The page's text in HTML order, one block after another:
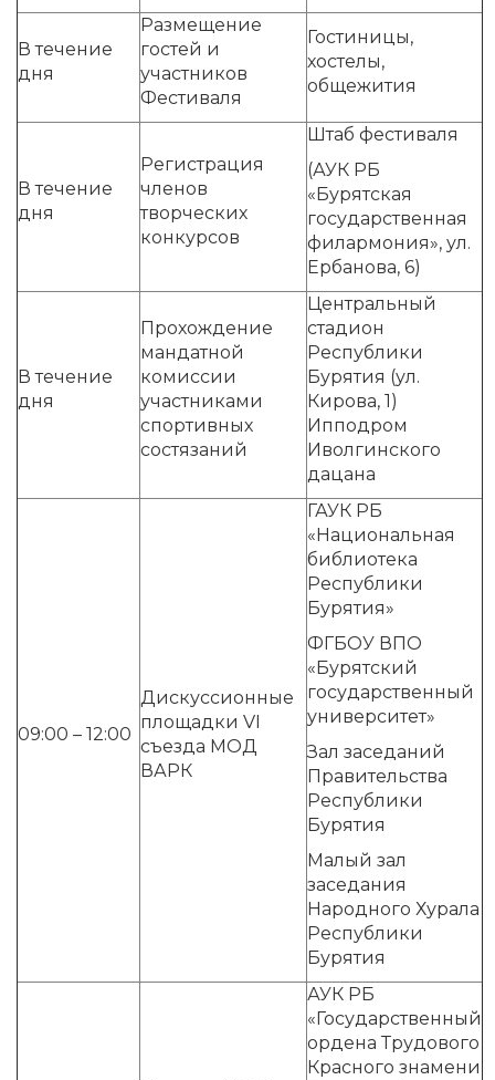
В течение
дня
Размещение
гостей и
участников
Фестиваля
Гостиницы,
хостелы,
общежития
В течение
дня
Регистрация
членов
творческих
конкурсов
Штаб фестиваля
(АУК РБ
«Бурятская
государственная
филармония», ул.
Ербанова, 6)
В течение
дня
Прохождение
мандатной
комиссии
участниками
спортивных
состязаний
Центральный
стадион
Республики
Бурятия (ул.
Кирова, 1)
Ипподром
Иволгинского
дацана
09:00 – 12:00
Дискуссионные
площадки VI
съезда МОД
ВАРК
ГАУК РБ
«Национальная
библиотека
Республики
Бурятия»
ФГБОУ ВПО
«Бурятский
государственный
университет»
Зал заседаний
Правительства
Республики
Бурятия
Малый зал
заседания
Народного Хурала
Республики
Бурятия
АУК РБ
«Государственный
ордена Трудового
Красного знамени